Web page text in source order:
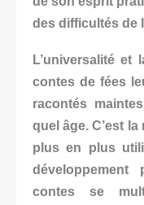
des difficultés de
L’universalité
contes de fées
racontés
quel âge. C’est
plus en plus
contes se